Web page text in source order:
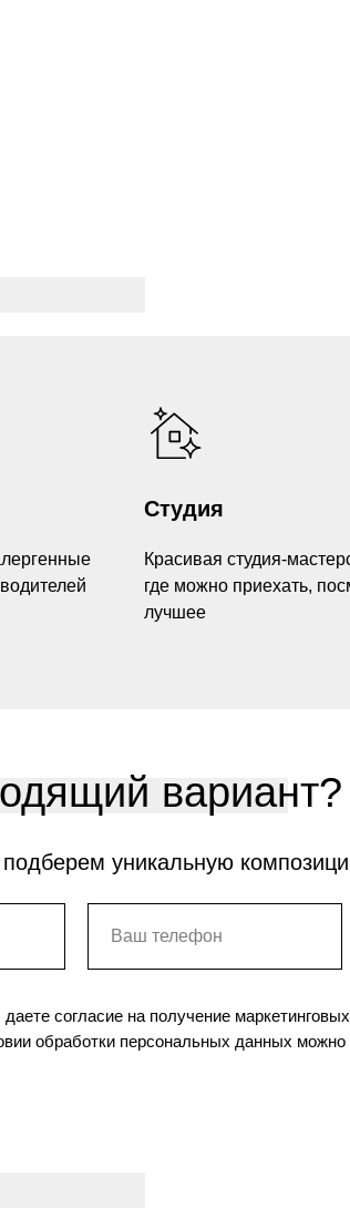
Студия
Красивая студия-
где можно приехать,
лучшее
вариант?
уникальную
согласие на получение
обработки персональных данных можно